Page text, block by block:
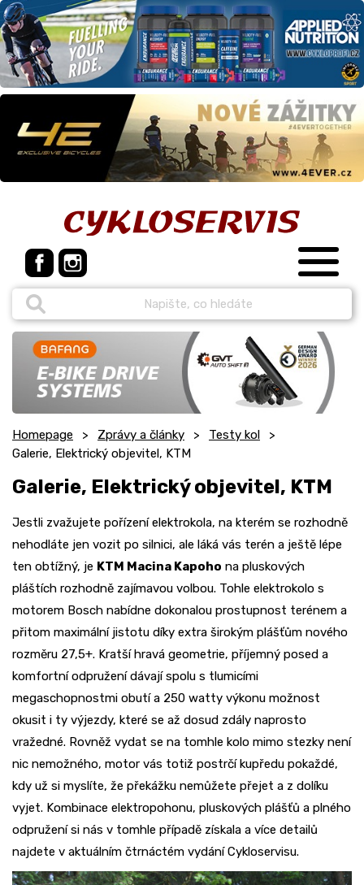
Homepage Zprávy a články
Testy kol
Galerie, Elektrický objevitel, KTM
Galerie, Elektrický objevitel, KTM
Jestli zvažujete pořízení elektrokola, na kterém se rozhodně
nehodláte jen vozit po silnici, ale láká vás terén a ještě lépe
ten obtížný, je KTM Macina Kapoho na pluskových
pláštích rozhodně zajímavou volbou. Tohle elektrokolo s
motorem Bosch nabídne dokonalou prostupnost terénem a
přitom maximální jistotu díky extra širokým plášťům nového
rozměru 27,5+. Kratší hravá geometrie, příjemný posed a
komfortní odpružení dávají spolu s tlumicími
megaschopnostmi obutí a 250 watty výkonu možnost
okusit i ty výjezdy, které se až dosud zdály naprosto
vražedné. Rovněž vydat se na tomhle kolo mimo stezky není
nic nemožného, motor vás totiž postrčí kupředu pokaždé,
kdy už si myslíte, že překážku nemůžete přejet a z dolíku
vyjet. Kombinace elektropohonu, pluskových plášťů a plného
odpružení si nás v tomhle případě získala a více detailů
najdete v aktuálním čtrnáctém vydání Cykloservisu.